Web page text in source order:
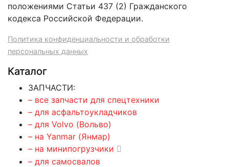
положениями Статьи 437 (2) Гражданского
кодекса Российской Федерации.
Политика конфиденциальности и обработки
персональных данных
Каталог
ЗАПЧАСТИ:
– все запчасти для спецтехники
– для асфальтоукладчиков
– для Volvo (Вольво)
– на Yanmar (Янмар)
– на минипогрузчики
– для самосвалов